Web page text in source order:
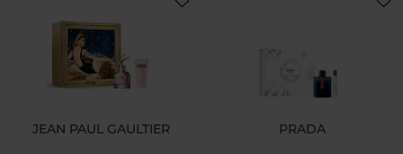
JEAN PAUL GAULTIER PRADA